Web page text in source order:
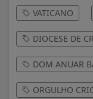
VATICANO
DIOCESE DE
DOM ANUAR
ORGULHO